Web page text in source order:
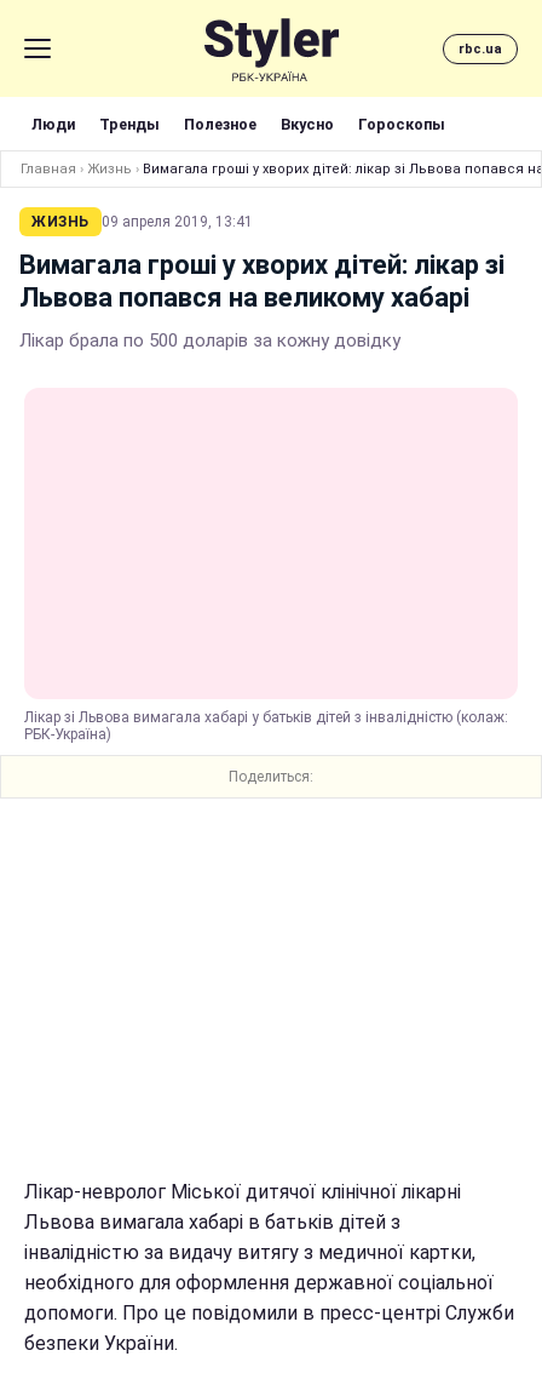
rbc.ua
Люди Тренды Полезное Вкусно Гороскопы
Главная › Жизнь › Вимагала гроші у хворих дітей: лікар зі Львова попався
ЖИЗНЬ 09 апреля 2019, 13:41
Вимагала гроші у хворих дітей: лікар зі
Львова попався на великому хабарі
Лікар брала по 500 доларів за кожну довідку
Лікар зі Львова вимагала хабарі у батьків дітей з інвалідністю (колаж:
РБК-Україна)
Поделиться:
Лікар-невролог Міської дитячої клінічної лікарні
Львова вимагала хабарі в батьків дітей з
інвалідністю за видачу витягу з медичної картки,
необхідного для оформлення державної соціальної
допомоги. Про це повідомили в пресс-центрі Служби
безпеки України.